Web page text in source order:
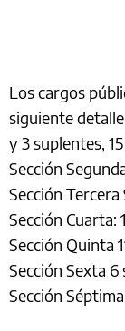
Los cargos
siguiente
y 3 suplentes,
Sección
Sección
Sección
Sección Quinta
Sección Sexta
Sección